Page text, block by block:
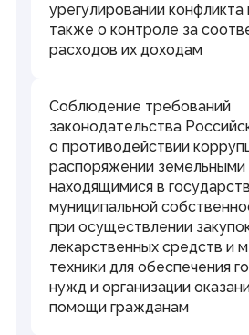
урегулировании конфликта
также о контроле за
расходов их доходам
Соблюдение требований
законодательства
о противодействии
распоряжении земельными
находящимися в
муниципальной
при осуществлении
лекарственных средств и
техники для обеспечения
нужд и организации
помощи гражданам